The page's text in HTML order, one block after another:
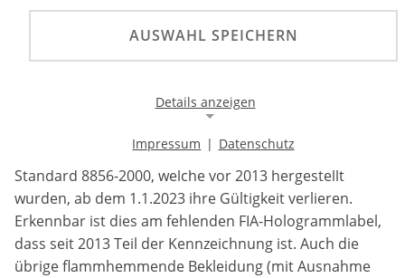
Die FIA hat bekanntgegeben, dass Overalls gemäß
FIA-Standard 8856-2000, welche vor 2013 hergestellt
wurden, ab dem 1.1.2023 ihre Gültigkeit verlieren.
eine Übergangsfrist bis zum 31.12.2024.
Die FIA hat bekanntgegeben, dass Overalls gemäß FIA-
Standard 8856-2000, welche vor 2013 hergestellt
wurden, ab dem 1.1.2023 ihre Gültigkeit verlieren.
Erkennbar ist dies am fehlenden FIA-Hologrammlabel,
dass seit 2013 Teil der Kennzeichnung ist. Auch die
übrige flammhemmende Bekleidung (mit Ausnahme
AUSWAHL SPEICHERN
Details anzeigen
Notwendige Cookies ermöglichen die Kernfunktionalität
einer Website. Sie helfen dabei, die Website nutzbar zu
machen, indem sie grundlegende Funktionen
ermöglichen. Ohne diese Cookies kann die Website nicht
richtig funktionieren.
Impressum | Datenschutz